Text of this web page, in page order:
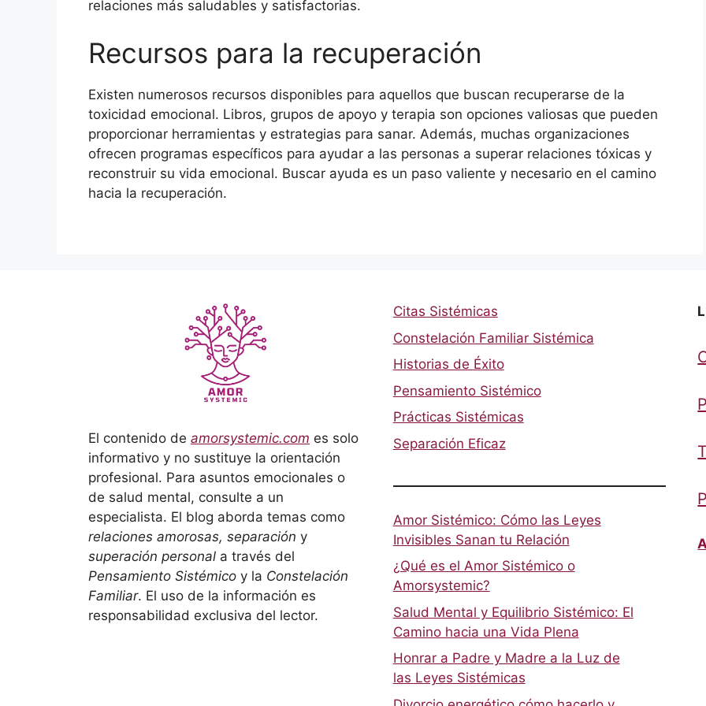
relaciones más saludables y satisfactorias.
Recursos para la recuperación
Existen numerosos recursos disponibles para aquellos que buscan recuperarse de la
toxicidad emocional. Libros, grupos de apoyo y terapia son opciones valiosas que pueden
proporcionar herramientas y estrategias para sanar. Además, muchas organizaciones
ofrecen programas específicos para ayudar a las personas a superar relaciones tóxicas y
reconstruir su vida emocional. Buscar ayuda es un paso valiente y necesario en el camino
hacia la recuperación.
El contenido de amorsystemic.com es solo
informativo y no sustituye la orientación
profesional. Para asuntos emocionales o
de salud mental, consulte a un
especialista. El blog aborda temas como
relaciones amorosas, separación y
superación personal a través del
Pensamiento Sistémico y la Constelación
Familiar. El uso de la información es
responsabilidad exclusiva del lector.
Citas Sistémicas
Constelación Familiar Sistémica
Historias de Éxito
Pensamiento Sistémico
Prácticas Sistémicas
Separación Eficaz
Amor Sistémico: Cómo las Leyes
Invisibles Sanan tu Relación
¿Qué es el Amor Sistémico o
Amorsystemic?
Salud Mental y Equilibrio Sistémico: El
Camino hacia una Vida Plena
Honrar a Padre y Madre a la Luz de
las Leyes Sistémicas